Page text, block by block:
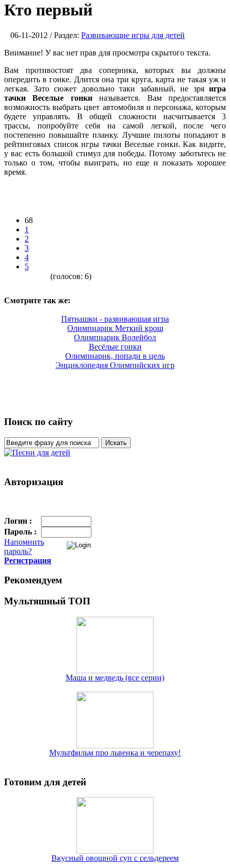
Кто первый
06-11-2012 / Раздел: Развивающие игры для детей
Внимание! У вас нет прав для просмотра скрытого текста.
Вам противостоят два соперника, которых вы должны
опередить в гонке. Длится она три круга, карта не такая уж и
легкая. Зато сюжет довольно таки забавный, не зря игра
тачки Веселые гонкиназывается. Вам предоставляется
возможность выбрать цвет автомобиля и персонажа, которым
будете управлять. В общей сложности насчитывается 3
трассы, попробуйте себя на самой легкой, после чего
постепенно повышайте планку. Лучшие пилоты попадают в
рейтинговых список игры тачки Веселые гонки. Как видите,
у вас есть большой стимул для победы. Потому заботьтесь не
только о том, чтобы выиграть, но еще и показать хорошее
время.
68
1
2
3
4
5
(голосов: 6)
Смотрите так же:
Пятнашки - развивающая игра
Олимпиарик Меткий крош
Олимпиарик Волейбол
Весёлые гонки
Олимпиарик, попади в цель
Энциклопедия Олимпийских игр
Поиск по сайту
Авторизация
Логин :
Пароль :
Напомнить
пароль?
Регистрация
Рекомендуем
Мультяшный ТОП
Маша и медведь (все серии)
Мультфильм про львенка и черепаху!
Готовим для детей
Вкусный овощной суп с сельдереем